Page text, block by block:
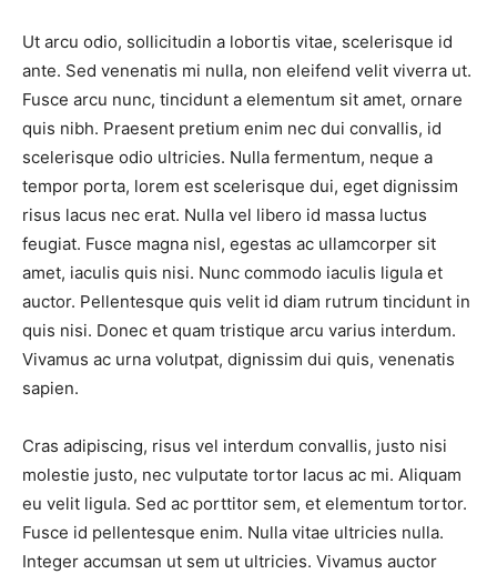
Ut arcu odio, sollicitudin a lobortis vitae, scelerisque id
ante. Sed venenatis mi nulla, non eleifend velit viverra ut.
Fusce arcu nunc, tincidunt a elementum sit amet, ornare
quis nibh. Praesent pretium enim nec dui convallis, id
scelerisque odio ultricies. Nulla fermentum, neque a
tempor porta, lorem est scelerisque dui, eget dignissim
risus lacus nec erat. Nulla vel libero id massa luctus
feugiat. Fusce magna nisl, egestas ac ullamcorper sit
amet, iaculis quis nisi. Nunc commodo iaculis ligula et
auctor. Pellentesque quis velit id diam rutrum tincidunt in
quis nisi. Donec et quam tristique arcu varius interdum.
Vivamus ac urna volutpat, dignissim dui quis, venenatis
sapien.
Cras adipiscing, risus vel interdum convallis, justo nisi
molestie justo, nec vulputate tortor lacus ac mi. Aliquam
eu velit ligula. Sed ac porttitor sem, et elementum tortor.
Fusce id pellentesque enim. Nulla vitae ultricies nulla.
Integer accumsan ut sem ut ultricies. Vivamus auctor